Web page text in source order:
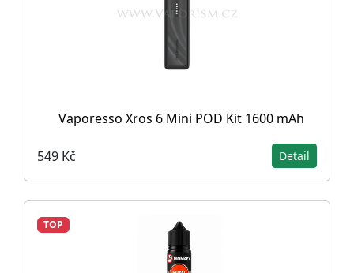
Vaporesso Xros 6 Mini POD Kit 1600 mAh
549 Kč Detail
TOP